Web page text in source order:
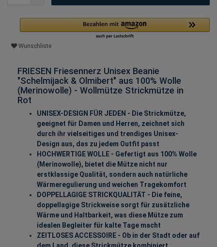
Wunschliste
FRIESEN Friesennerz Unisex Beanie
"Schelmijack & Olmibert" aus 100% Wolle
(Merinowolle) - Wollmütze Strickmütze in
Rot
UNISEX-DESIGN FÜR JEDEN - Die Strickmütze,
geeignet für Damen und Herren, zeichnet sich
durch ihr vielseitiges und trendiges Unisex-
Design aus, das zu jedem Outfit passt
HOCHWERTIGE WOLLE - Gefertigt aus 100% Wolle
(Merinowolle), bietet die Mütze nicht nur
erstklassige Qualität, sondern auch natürliche
Wärmeregulierung und weichen Tragekomfort
DOPPELLAGIGE STRICKQUALITÄT - Die feine,
doppellagige Strickweise sorgt für zusätzliche
Wärme und Haltbarkeit, was diese Mütze zum
idealen Begleiter für kalte Tage macht
ZEITLOSES ACCESSOIRE - Ob in der Stadt oder auf
dem Land, diese Strickmütze kombiniert